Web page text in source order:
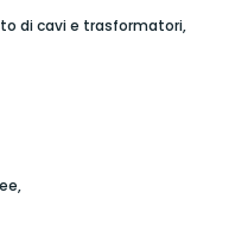
di cavi e trasformatori,